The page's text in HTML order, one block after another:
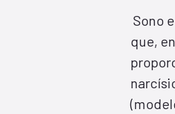
Sono
que,